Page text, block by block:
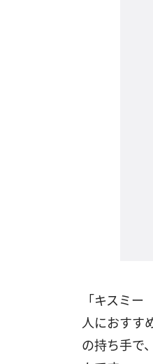
「キスミ
人におすす
の持ち手で